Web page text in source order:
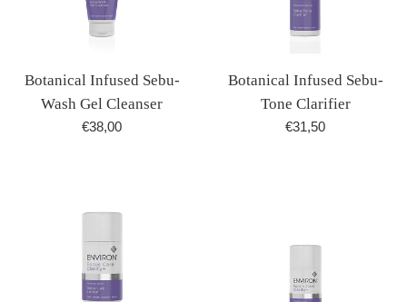
Botanical Infused Sebu-
Wash Gel Cleanser
Normale
€38,00
Botanical Infused Sebu-
Tone Clarifier
Normale
€31,50